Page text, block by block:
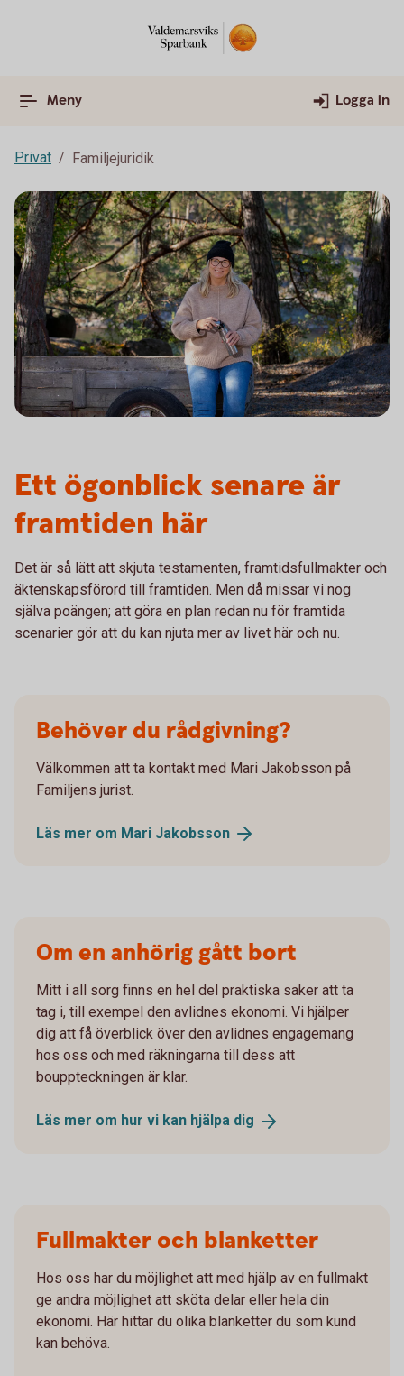
Meny Logga in
Privat Familjejuridik
Ett ögonblick senare är
framtiden här
Det är så lätt att skjuta testamenten, framtidsfullmakter och
äktenskapsförord till framtiden. Men då missar vi nog
själva poängen; att göra en plan redan nu för framtida
scenarier gör att du kan njuta mer av livet här och nu.
Behöver du rådgivning?
Välkommen att ta kontakt med Mari Jakobsson på
Familjens jurist.
Läs mer om Mari Jakobsson
Om en anhörig gått bort
Mitt i all sorg finns en hel del praktiska saker att ta
tag i, till exempel den avlidnes ekonomi. Vi hjälper
dig att få överblick över den avlidnes engagemang
hos oss och med räkningarna till dess att
bouppteckningen är klar.
Läs mer om hur vi kan hjälpa dig
Fullmakter och blanketter
Hos oss har du möjlighet att med hjälp av en fullmakt
ge andra möjlighet att sköta delar eller hela din
ekonomi. Här hittar du olika blanketter du som kund
kan behöva.